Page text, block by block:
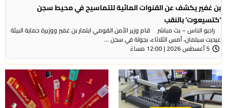
بن غفير يكشف عن القنوات المائية للتماسيح في محيط سجن
‘كتسيعوت‘ بالنقب
راديو الناس – بث مباشر قام وزير الأمن القومي ايتمار بن غفير ووزيرة حماية البيئة
عيديت سيلمان، أمس الثلاثاء، بجولة في سجن ...
5 أغسطس 2026 | 12:00 مساءً